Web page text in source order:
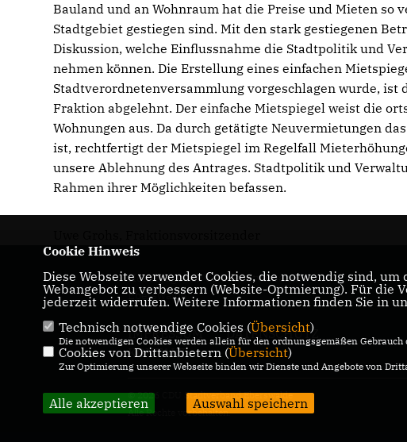
Bauland und an Wohnraum hat die Preise und Mieten
Stadtgebiet gestiegen sind. Mit den stark gestiegenen
Diskussion, welche Einflussnahme die Stadtpolitik und
nehmen können. Die Erstellung eines einfachen
Stadtverordnetenversammlung vorgeschlagen wurde,
Fraktion abgelehnt. Der einfache Mietspiegel weist die
Wohnungen aus. Da durch getätigte Neuvermietungen
ist, rechtfertigt der Mietspiegel im Regelfall
unsere Ablehnung des Antrages. Stadtpolitik und
Rahmen ihrer Möglichkeiten befassen.
Homepage des CDU Stadtverbandes
Eberswalde
IMPRESSUM
DATENSCHUTZ
KONTAKT
© 2026 CDU Stadtverband Eberswalde
Alle Rechte vorbehalten.
Cookie Hinweis
Diese Webseite verwendet Cookies, die notwendig sind,
Webangebot zu verbessern (Website-Optmierung). Für
jederzeit widerrufen. Weitere Informationen finden Sie in
Technisch notwendige Cookies (Übersicht)
Die notwendigen Cookies werden allein für den ordnungsgemäßen Gebrauch
Cookies von Drittanbietern (Übersicht)
Zur Optimierung unserer Webseite binden wir Dienste und Angebote von
Alle akzeptieren Auswahl speichern